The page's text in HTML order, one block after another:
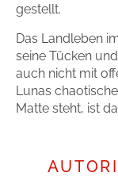
gestellt.
Das Landleben
seine Tücken
auch nicht mit
Lunas
Matte steht, ist